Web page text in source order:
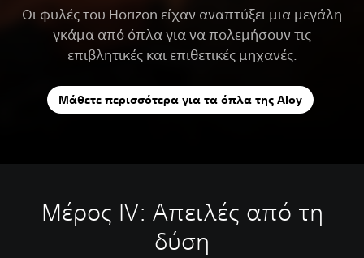
Οι φυλές του Horizon είχαν αναπτύξει μια μεγάλη
γκάμα από όπλα για να πολεμήσουν τις
επιβλητικές και επιθετικές μηχανές.
Μάθετε περισσότερα για τα όπλα της Aloy
Μέρος IV: Απειλές από τη
δύση